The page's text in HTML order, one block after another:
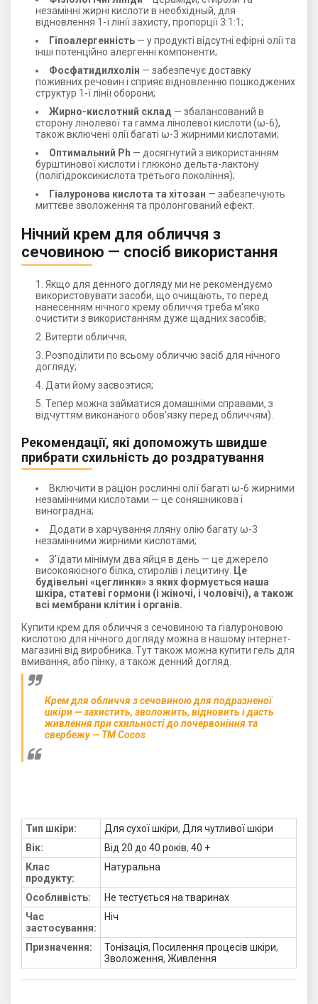
незамінні жирні кислоти в необхідный, для
відновлення 1-ї лінії захисту, пропорції 3:1:1;
Гіпоалергенність — у продукті відсутні ефірні олії та
інші потенційно алергенні компоненти;
Фосфатидилхолін — забезпечує доставку
поживних речовин і сприяє відновленню пошкоджених
структур 1-ї лінії оборони;
Жирно-кислотний склад — збалансований в
сторону лінолевої та гамма лінолевої кислоти (ω-6),
також включені олії багаті ω-3 жирними кислотами;
Оптимальний Рh — досягнутий з використанням
бурштинової кислоти і глюконо дельта-лактону
(полігідроксикислота третього покоління);
Гіалуронова кислота та хітозан — забезпечують
миттєве зволоження та пролонгований ефект.
Нічний крем для обличчя з
сечовиною — спосіб використання
Якщо для денного догляду ми не рекомендуємо
використовувати засоби, що очищають, то перед
нанесенням нічного крему обличчя треба м'яко
очистити з використанням дуже щадних засобів;
Витерти обличчя;
Розподілити по всьому обличчю засіб для нічного
догляду;
Дати йому засвоэтися;
Тепер можна займатися домашніми справами, з
відчуттям виконаного обов'язку перед обличчям).
Рекомендації, які допоможуть швидше
прибрати схильність до роздратування
Включити в раціон рослинні олії багаті ω-6 жирними
незамінними кислотами — це соняшникова і
виноградна;
Додати в харчування лляну олію багату ω-3
незамінними жирними кислотами;
З'їдати мінімум два яйця в день — це джерело
високоякісного білка, стиролів і лецитину. Це
будівельні «цеглинки» з яких формується наша
шкіра, статеві гормони (і жіночі, і чоловічі), а також
всі мембрани клітин і органів.
Купити крем для обличчя з сечовиною та гіалуроновою
кислотою для нічного догляду можна в нашому інтернет-
магазині від виробника. Тут також можна купити гель для
вмивання, або пінку, а також денний догляд.
Крем для обличчя з сечовиною для подразненої
шкіри — захистить, зволожить, відновить і дасть
живлення при схильності до почервоніння та
свербежу — ТМ Cocos
Тип шкіри: Для сухої шкіри, Для чутливої ​​шкіри
Вік:
Від 20 до 40 років, 40 +
Клас
продукту:
Натуральна
Особливість:
Не тестується на тваринах
Час
застосування:
Ніч
Призначення: Тонізація, Посилення процесів шкіри,
Зволоження, Живлення